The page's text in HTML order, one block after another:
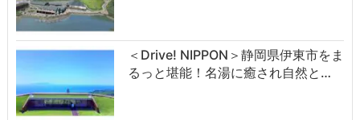
＜Drive! NIPPON＞静岡県伊東市をま
るっと堪能！名湯に癒され自然と…